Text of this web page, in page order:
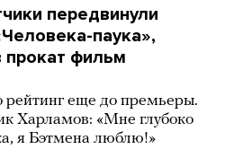
передвинули
паука»,
прокат фильм
рейтинг еще до премьеры.
Харламов: «Мне глубоко
я Бэтмена люблю!»